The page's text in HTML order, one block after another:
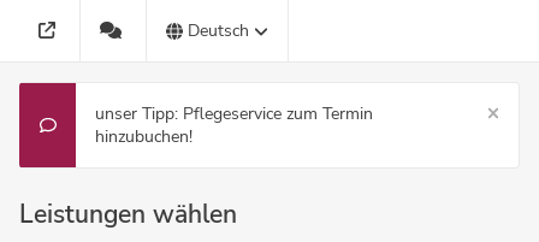
Deutsch
unser Tipp: Pflegeservice zum Termin
hinzubuchen!
Leistungen wählen